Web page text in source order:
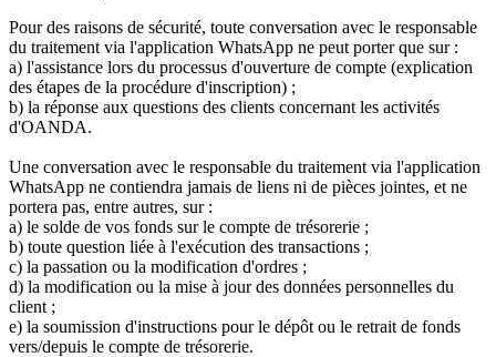
Pour des raisons de sécurité, toute conversation avec le responsable
du traitement via l'application WhatsApp ne peut porter que sur :
a) l'assistance lors du processus d'ouverture de compte (explication
des étapes de la procédure d'inscription) ;
b) la réponse aux questions des clients concernant les activités
d'OANDA.
Une conversation avec le responsable du traitement via l'application
WhatsApp ne contiendra jamais de liens ni de pièces jointes, et ne
portera pas, entre autres, sur :
a) le solde de vos fonds sur le compte de trésorerie ;
b) toute question liée à l'exécution des transactions ;
c) la passation ou la modification d'ordres ;
d) la modification ou la mise à jour des données personnelles du
client ;
e) la soumission d'instructions pour le dépôt ou le retrait de fonds
vers/depuis le compte de trésorerie.